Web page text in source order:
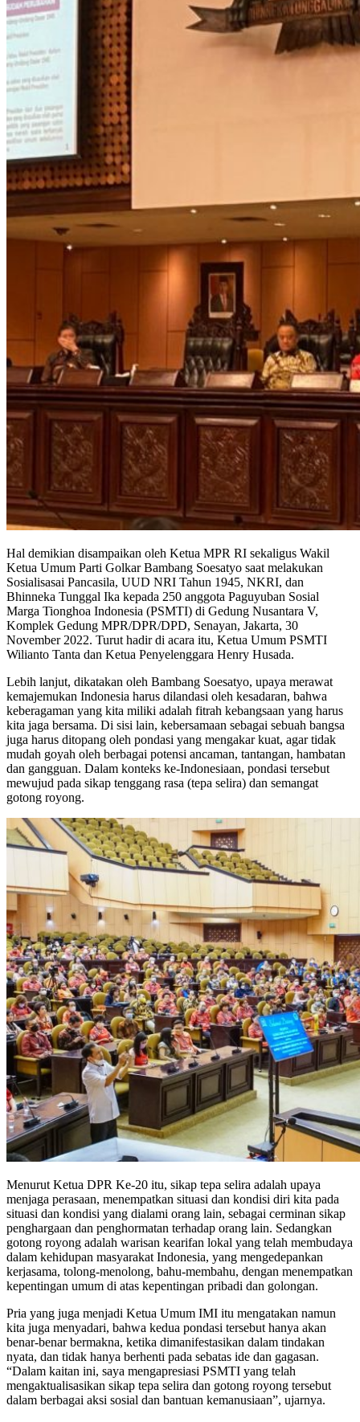
Hal demikian disampaikan oleh Ketua MPR RI sekaligus Wakil
Ketua Umum Parti Golkar Bambang Soesatyo saat melakukan
Sosialisasai Pancasila, UUD NRI Tahun 1945, NKRI, dan
Bhinneka Tunggal Ika kepada 250 anggota Paguyuban Sosial
Marga Tionghoa Indonesia (PSMTI) di Gedung Nusantara V,
Komplek Gedung MPR/DPR/DPD, Senayan, Jakarta, 30
November 2022. Turut hadir di acara itu, Ketua Umum PSMTI
Wilianto Tanta dan Ketua Penyelenggara Henry Husada.
Lebih lanjut, dikatakan oleh Bambang Soesatyo, upaya merawat
kemajemukan Indonesia harus dilandasi oleh kesadaran, bahwa
keberagaman yang kita miliki adalah fitrah kebangsaan yang harus
kita jaga bersama. Di sisi lain, kebersamaan sebagai sebuah bangsa
juga harus ditopang oleh pondasi yang mengakar kuat, agar tidak
mudah goyah oleh berbagai potensi ancaman, tantangan, hambatan
dan gangguan. Dalam konteks ke-Indonesiaan, pondasi tersebut
mewujud pada sikap tenggang rasa (tepa selira) dan semangat
gotong royong.
Menurut Ketua DPR Ke-20 itu, sikap tepa selira adalah upaya
menjaga perasaan, menempatkan situasi dan kondisi diri kita pada
situasi dan kondisi yang dialami orang lain, sebagai cerminan sikap
penghargaan dan penghormatan terhadap orang lain. Sedangkan
gotong royong adalah warisan kearifan lokal yang telah membudaya
dalam kehidupan masyarakat Indonesia, yang mengedepankan
kerjasama, tolong-menolong, bahu-membahu, dengan menempatkan
kepentingan umum di atas kepentingan pribadi dan golongan.
Pria yang juga menjadi Ketua Umum IMI itu mengatakan namun
kita juga menyadari, bahwa kedua pondasi tersebut hanya akan
benar-benar bermakna, ketika dimanifestasikan dalam tindakan
nyata, dan tidak hanya berhenti pada sebatas ide dan gagasan.
“Dalam kaitan ini, saya mengapresiasi PSMTI yang telah
mengaktualisasikan sikap tepa selira dan gotong royong tersebut
dalam berbagai aksi sosial dan bantuan kemanusiaan”, ujarnya.